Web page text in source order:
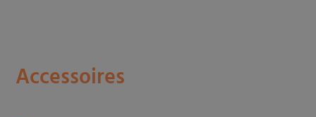
Accessoires